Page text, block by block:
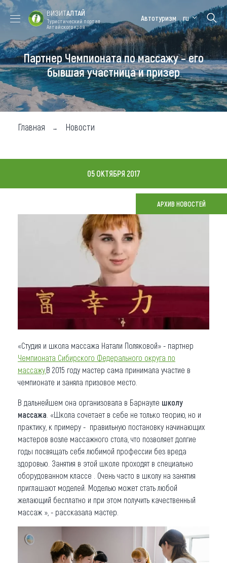
Форум VISIT
ALTAI
Цветение
маральника
Медицинский
форум
Алтайская
зимовка
Туры
Где побывать
Чем заняться
Где остановиться
Что привезти (сувениры)
Коллекция впечатлений
Другие рубрики
ВИЗИТАЛТАЙ
Туристический портал
Алтайского края
Автотуризм ru
Партнер Чемпионата по массажу – его
бывшая участница и призер
Главная Новости
05 ОКТЯБРЯ 2017
АРХИВ НОВОСТЕЙ
«Студия и школа массажа Натали Поляковой» - партнер
Чемпионата Сибирского Федерального округа по
массажу.В 2015 году мастер сама принимала участие в
чемпионате и заняла призовое место.
В дальнейшем она организовала в Барнауле школу
массажа . «Школа сочетает в себе не только теорию, но и
практику, к примеру - правильную постановку начинающих
мастеров возле массажного стола, что позволяет долгие
годы посвящать себя любимой профессии без вреда
здоровью. Занятия в этой школе проходят в специально
оборудованном классе . Очень часто в школу на занятия
приглашают моделей. Моделью может стать любой
желающий бесплатно и при этом получить качественный
массаж », - рассказала мастер.